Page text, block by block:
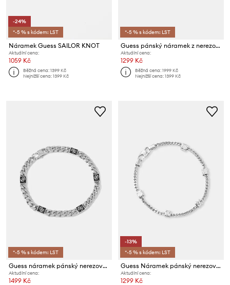
-24%
*-5 % s kódem: LST
Náramek Guess SAILOR KNOT
Aktuální cena:
1059 Kč
Běžná cena:1399 Kč
Nejnižší cena:1399 Kč
*-5 % s kódem: LST
Guess pánský náramek z nerezové oceli 4G FRONTIERS
Aktuální cena:
1299 Kč
Běžná cena:1999 Kč
Nejnižší cena:1399 Kč
*-5 % s kódem: LST
Guess náramek pánský nerezový 4G FRONTIERS
Aktuální cena:
1499 Kč
-13%
*-5 % s kódem: LST
Guess Náramek pánský nerezový 4G FRONTIERS
Aktuální cena:
1299 Kč